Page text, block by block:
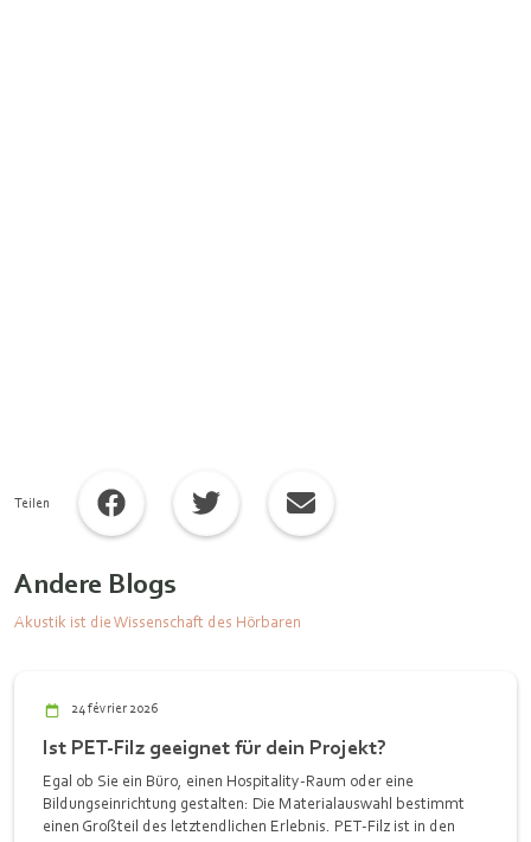
Teilen
Andere Blogs
Akustik ist die Wissenschaft des Hörbaren
24 février 2026
Ist PET‑Filz geeignet für dein Projekt?
Egal ob Sie ein Büro, einen Hospitality-Raum oder eine
Bildungseinrichtung gestalten: Die Materialauswahl bestimmt
einen Großteil des letztendlichen Erlebnis. PET-Filz ist in den